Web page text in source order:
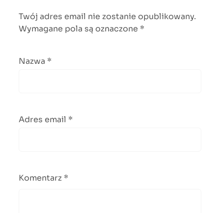
Twój adres email nie zostanie opublikowany.
Wymagane pola są oznaczone *
Nazwa *
Adres email *
Komentarz *